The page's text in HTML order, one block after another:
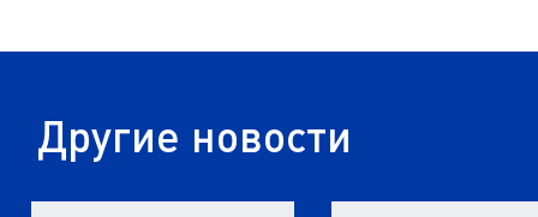
Другие новости